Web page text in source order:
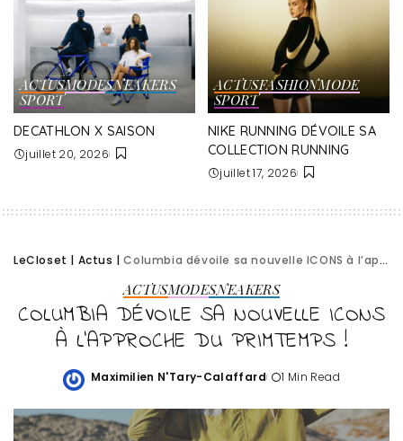
ACTUSMODESNEAKERS
SPORT
DECATHLON X SAISON
juillet 20, 2026
ACTUSFASHIONMODE
SPORT
NIKE RUNNING DÉVOILE SA
COLLECTION RUNNING
juillet 17, 2026
LeCloset Actus |Columbia dévoile sa nouvelle ICONS à l’approche du Primtemps !
ACTUSMODESNEAKERS
COLUMBIA DÉVOILE SA NOUVELLE ICONS
À L’APPROCHE DU PRIMTEMPS !
Posted
Maximilien N'Tary-Calaffard 1 Min Read